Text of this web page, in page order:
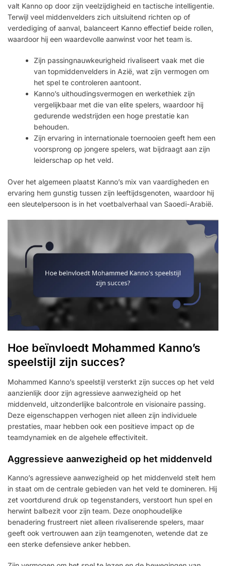
valt Kanno op door zijn veelzijdigheid en tactische intelligentie.
Terwijl veel middenvelders zich uitsluitend richten op of
verdediging of aanval, balanceert Kanno effectief beide rollen,
waardoor hij een waardevolle aanwinst voor het team is.
Zijn passingnauwkeurigheid rivaliseert vaak met die
van topmiddenvelders in Azië, wat zijn vermogen om
het spel te controleren aantoont.
Kanno’s uithoudingsvermogen en werkethiek zijn
vergelijkbaar met die van elite spelers, waardoor hij
gedurende wedstrijden een hoge prestatie kan
behouden.
Zijn ervaring in internationale toernooien geeft hem een
voorsprong op jongere spelers, wat bijdraagt aan zijn
leiderschap op het veld.
Over het algemeen plaatst Kanno’s mix van vaardigheden en
ervaring hem gunstig tussen zijn leeftijdsgenoten, waardoor hij
een sleutelpersoon is in het voetbalverhaal van Saoedi-Arabië.
Hoe beïnvloedt Mohammed Kanno’s
speelstijl zijn succes?
Mohammed Kanno’s speelstijl versterkt zijn succes op het veld
aanzienlijk door zijn agressieve aanwezigheid op het
middenveld, uitzonderlijke balcontrole en visionaire passing.
Deze eigenschappen verhogen niet alleen zijn individuele
prestaties, maar hebben ook een positieve impact op de
teamdynamiek en de algehele effectiviteit.
Aggressieve aanwezigheid op het middenveld
Kanno’s agressieve aanwezigheid op het middenveld stelt hem
in staat om de centrale gebieden van het veld te domineren. Hij
zet voortdurend druk op tegenstanders, verstoort hun spel en
herwint balbezit voor zijn team. Deze onophoudelijke
benadering frustreert niet alleen rivaliserende spelers, maar
geeft ook vertrouwen aan zijn teamgenoten, wetende dat ze
een sterke defensieve anker hebben.